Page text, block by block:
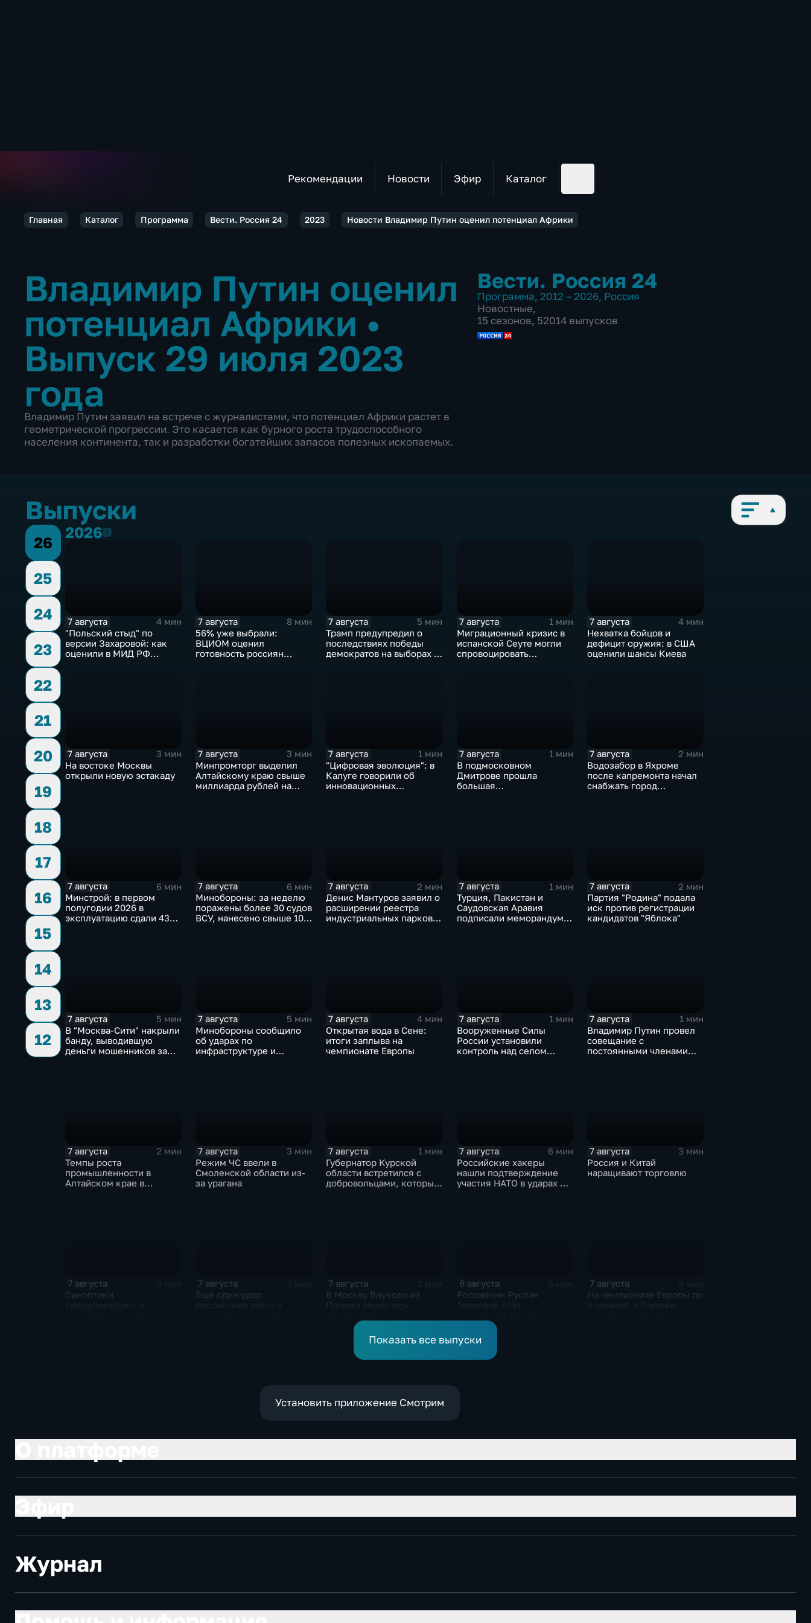
Рекомендации Новости Эфир Каталог
Главная Каталог Программа Вести. Россия 24 2023 Новости Владимир Путин оценил потенциал Африки
Владимир Путин оценил
потенциал Африки •
Выпуск 29 июля 2023
года
Владимир Путин заявил на встрече с журналистами, что потенциал Африки растет в
геометрической прогрессии. Это касается как бурного роста трудоспособного
населения континента, так и разработки богатейших запасов полезных ископаемых.
Вести. Россия 24
Программа, 2012 – 2026, Россия
Новостные,
15 сезонов, 52014 выпусков
Выпуски
26
25
24
23
22
21
20
19
18
17
16
15
14
13
12
20262026
7 августа
4 мин
"Польский стыд" по
версии Захаровой: как
оценили в МИД РФ
7 августа
8 мин
56% уже выбрали:
ВЦИОМ оценил
готовность россиян
7 августа
5 мин
Трамп предупредил о
последствиях победы
демократов на выборах в
7 августа
1 мин
Миграционный кризис в
испанской Сеуте могли
спровоцировать
7 августа
4 мин
Нехватка бойцов и
дефицит оружия: в США
оценили шансы Киева
7 августа
3 мин
На востоке Москвы
открыли новую эстакаду
7 августа
3 мин
Минпромторг выделил
Алтайскому краю свыше
миллиарда рублей на
7 августа
1 мин
"Цифровая эволюция": в
Калуге говорили об
инновационных
7 августа
1 мин
В подмосковном
Дмитрове прошла
большая
7 августа
2 мин
Водозабор в Яхроме
после капремонта начал
снабжать город
7 августа
6 мин
Минстрой: в первом
полугодии 2026 в
эксплуатацию сдали 43
7 августа
6 мин
Минобороны: за неделю
поражены более 30 судов
ВСУ, нанесено свыше 10
7 августа
2 мин
Денис Мантуров заявил о
расширении реестра
индустриальных парков в
7 августа
1 мин
Турция, Пакистан и
Саудовская Аравия
подписали меморандум о
7 августа
2 мин
Партия "Родина" подала
иск против регистрации
кандидатов "Яблока"
7 августа
5 мин
В "Москва‑Сити" накрыли
банду, выводившую
деньги мошенников за
7 августа
5 мин
Минобороны сообщило
об ударах по
инфраструктуре и
7 августа
4 мин
Открытая вода в Сене:
итоги заплыва на
чемпионате Европы
7 августа
1 мин
Вооруженные Силы
России установили
контроль над селом
7 августа
1 мин
Владимир Путин провел
совещание с
постоянными членами
7 августа
2 мин
Темпы роста
промышленности в
Алтайском крае в
7 августа
3 мин
Режим ЧС ввели в
Смоленской области из-
за урагана
7 августа
1 мин
Губернатор Курской
области встретился с
добровольцами, которые
7 августа
6 мин
Российские хакеры
нашли подтверждение
участия НАТО в ударах по
7 августа
3 мин
Россия и Китай
наращивают торговлю
7 августа
Синоптики
7 августа
Еще один удар
7 августа
В Москву Внуково из
синхронному плаванию
6 августа
Россиянин Руслан
прыжках в воду с 10-ти
метровой вышки
7 августа
На чемпионате Европы по
Показать все выпуски
Установить приложение Смотрим
Журнал